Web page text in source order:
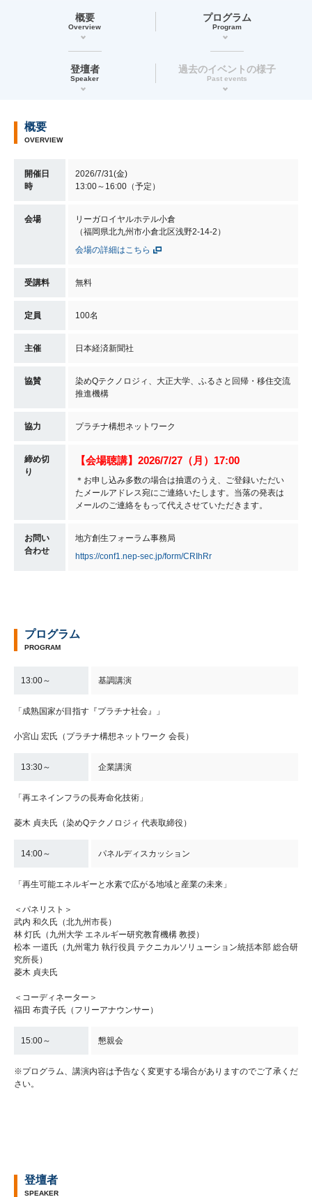
概要
Overview
プログラム
Program
登壇者
Speaker
過去のイベントの様子
Past events
概要
OVERVIEW
開催日
時
2026/7/31(金)
13:00～16:00（予定）
会場
リーガロイヤルホテル小倉
（福岡県北九州市小倉北区浅野2-14-2）
会場の詳細はこちら
受講料 無料
定員 100名
主催 日本経済新聞社
協賛
染めQテクノロジィ、大正大学、ふるさと回帰・移住交流
推進機構
協力 プラチナ構想ネットワーク
締め切
り
【会場聴講】 2026/7/27（月）17:00
＊お申し込み多数の場合は抽選のうえ、ご登録いただい
たメールアドレス宛にご連絡いたします。当落の発表は
メールのご連絡をもって代えさせていただきます。
お問い
合わせ
地方創生フォーラム事務局
https://conf1.nep-sec.jp/form/CRIhRr
プログラム
PROGRAM
13:00～ 基調講演
「成熟国家が目指す『プラチナ社会』」
小宮山 宏氏（プラチナ構想ネットワーク 会長）
13:30～ 企業講演
「再エネインフラの長寿命化技術」
菱木 貞夫氏（染めQテクノロジィ 代表取締役）
14:00～ パネルディスカッション
「再生可能エネルギーと水素で広がる地域と産業の未来」
＜パネリスト＞
武内 和久氏（北九州市長）
林 灯氏（九州大学 エネルギー研究教育機構 教授）
松本 一道氏（九州電力 執行役員 テクニカルソリューション統括本部 総合研
究所長）
菱木 貞夫氏
＜コーディネーター＞
福田 布貴子氏（フリーアナウンサー）
15:00～ 懇親会
※プログラム、講演内容は予告なく変更する場合がありますのでご了承くだ
さい。
登壇者
SPEAKER